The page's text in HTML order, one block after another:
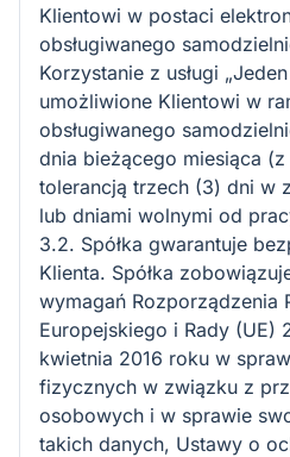
Klientowi w postaci
obsługiwanego
Korzystanie z usługi
umożliwione Klientowi w
obsługiwanego
dnia bieżącego miesiąca (z
tolerancją trzech (3) dni w
lub dniami wolnymi od
3.2. Spółka gwarantuje
Klienta. Spółka
wymagań Rozporządzenia
Europejskiego i Rady (UE)
kwietnia 2016 roku w
fizycznych w związku z
osobowych i w sprawie
takich danych, Ustawy o